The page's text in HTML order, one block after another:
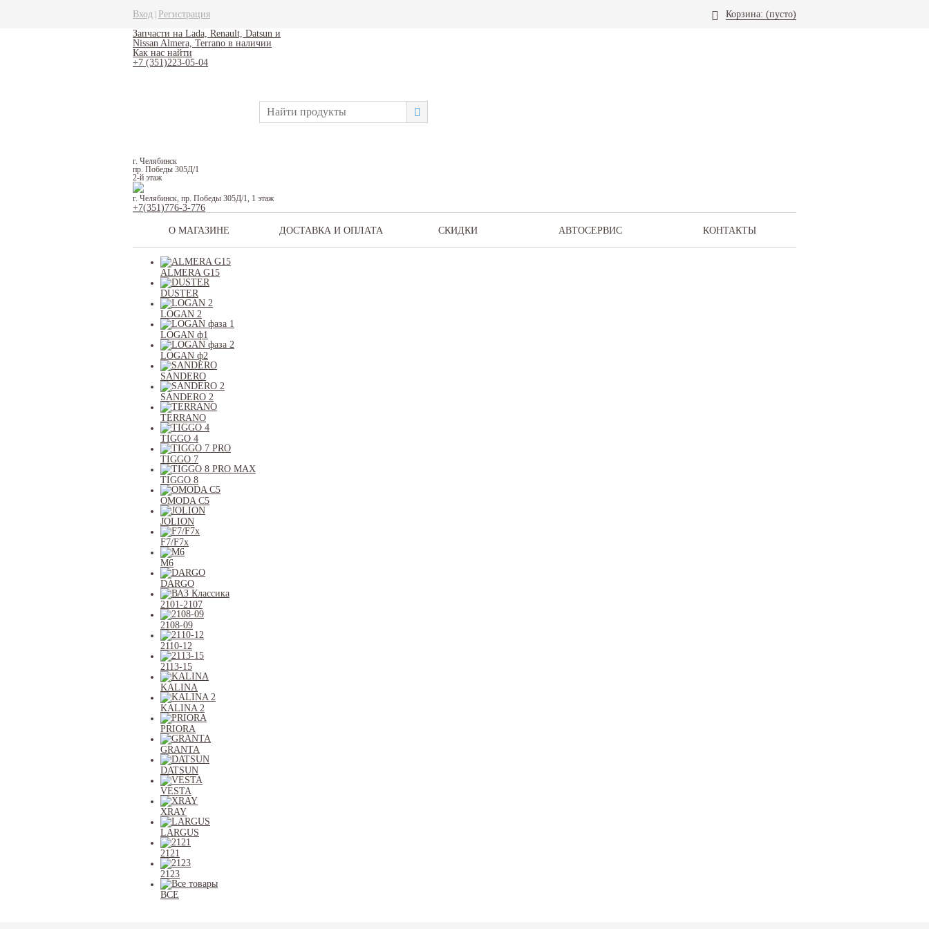
Вход Регистрация Корзина: (пусто)
Запчасти на Lada, Renault, Datsun и
Nissan Almera, Terrano в наличии
Как нас найти
+7 (351)223-05-04
г. Челябинск
пр. Победы 305Д/1
2-й этаж
г. Челябинск, пр. Победы 305Д/1, 1 этаж
+7(351)776-3-776
О МАГАЗИНЕ ДОСТАВКА И ОПЛАТА СКИДКИ АВТОСЕРВИС КОНТАКТЫ
ALMERA G15
DUSTER
LOGAN 2
LOGAN ф1
LOGAN ф2
SANDERO
SANDERO 2
TERRANO
TIGGO 4
TIGGO 7
TIGGO 8
OMODA C5
JOLION
F7/F7x
M6
DARGO
2101-2107
2108-09
2110-12
2113-15
KALINA
KALINA 2
PRIORA
GRANTA
DATSUN
VESTA
XRAY
LARGUS
2121
2123
ВСЕ